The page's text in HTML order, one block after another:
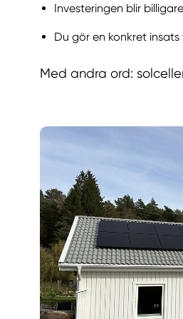
Investeringen blir
Du gör en konkret
Med andra ord: